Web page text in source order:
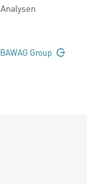
Analysen
BAWAG Group